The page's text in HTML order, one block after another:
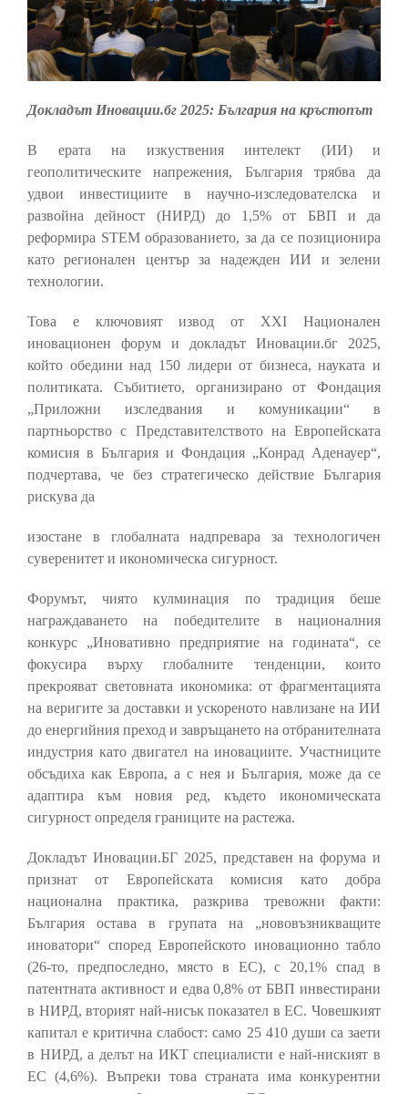
Докладът Иновации.бг 2025: България на кръстопът
В ерата на изкуствения интелект (ИИ) и
геополитическите напрежения, България трябва да
удвои инвестициите в научно-изследователска и
развойна дейност (НИРД) до 1,5% от БВП и да
реформира STEM образованието, за да се позиционира
като регионален център за надежден ИИ и зелени
технологии.
Това е ключовият извод от XXI Национален
иновационен форум и докладът Иновации.бг 2025,
който обедини над 150 лидери от бизнеса, науката и
политиката. Събитието, организирано от Фондация
„Приложни изследвания и комуникации“ в
партньорство с Представителството на Европейската
комисия в България и Фондация „Конрад Аденауер“,
подчертава, че без стратегическо действие България
рискува да
изостане в глобалната надпревара за технологичен
суверенитет и икономическа сигурност.
Форумът, чиято кулминация по традиция беше
награждаването на победителите в националния
конкурс „Иновативно предприятие на годината“, се
фокусира върху глобалните тенденции, които
прекрояват световната икономика: от фрагментацията
на веригите за доставки и ускореното навлизане на ИИ
до енергийния преход и завръщането на отбранителната
индустрия като двигател на иновациите. Участниците
обсъдиха как Европа, а с нея и България, може да се
адаптира към новия ред, където икономическата
сигурност определя границите на растежа.
Докладът Иновации.БГ 2025, представен на форума и
признат от Европейската комисия като добра
национална практика, разкрива тревожни факти:
България остава в групата на „нововъзникващите
иноватори“ според Европейското иновационно табло
(26-то, предпоследно, място в ЕС), с 20,1% спад в
патентната активност и едва 0,8% от БВП инвестирани
в НИРД, вторият най-нисък показател в ЕС. Човешкият
капитал е критична слабост: само 25 410 души са заети
в НИРД, а делът на ИКТ специалисти е най-ниският в
ЕС (4,6%). Въпреки това страната има конкурентни